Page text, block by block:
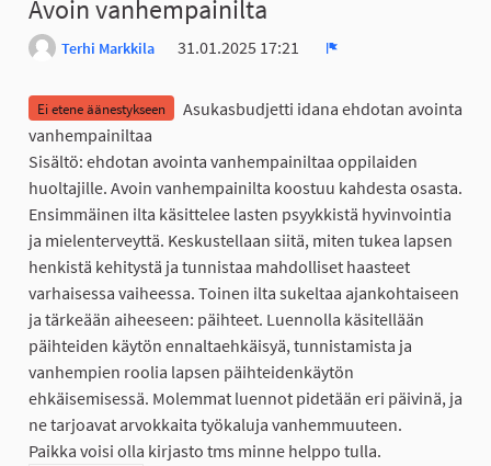
Avoin vanhempainilta
Terhi Markkila
31.01.2025 17:21
Ei etene äänestykseen
Asukasbudjetti idana ehdotan avointa
vanhempainiltaa
Sisältö: ehdotan avointa vanhempainiltaa oppilaiden
huoltajille. Avoin vanhempainilta koostuu kahdesta osasta.
Ensimmäinen ilta käsittelee lasten psyykkistä hyvinvointia
ja mielenterveyttä. Keskustellaan siitä, miten tukea lapsen
henkistä kehitystä ja tunnistaa mahdolliset haasteet
varhaisessa vaiheessa. Toinen ilta sukeltaa ajankohtaiseen
ja tärkeään aiheeseen: päihteet. Luennolla käsitellään
päihteiden käytön ennaltaehkäisyä, tunnistamista ja
vanhempien roolia lapsen päihteidenkäytön
ehkäisemisessä. Molemmat luennot pidetään eri päivinä, ja
ne tarjoavat arvokkaita työkaluja vanhemmuuteen.
Paikka voisi olla kirjasto tms minne helppo tulla.